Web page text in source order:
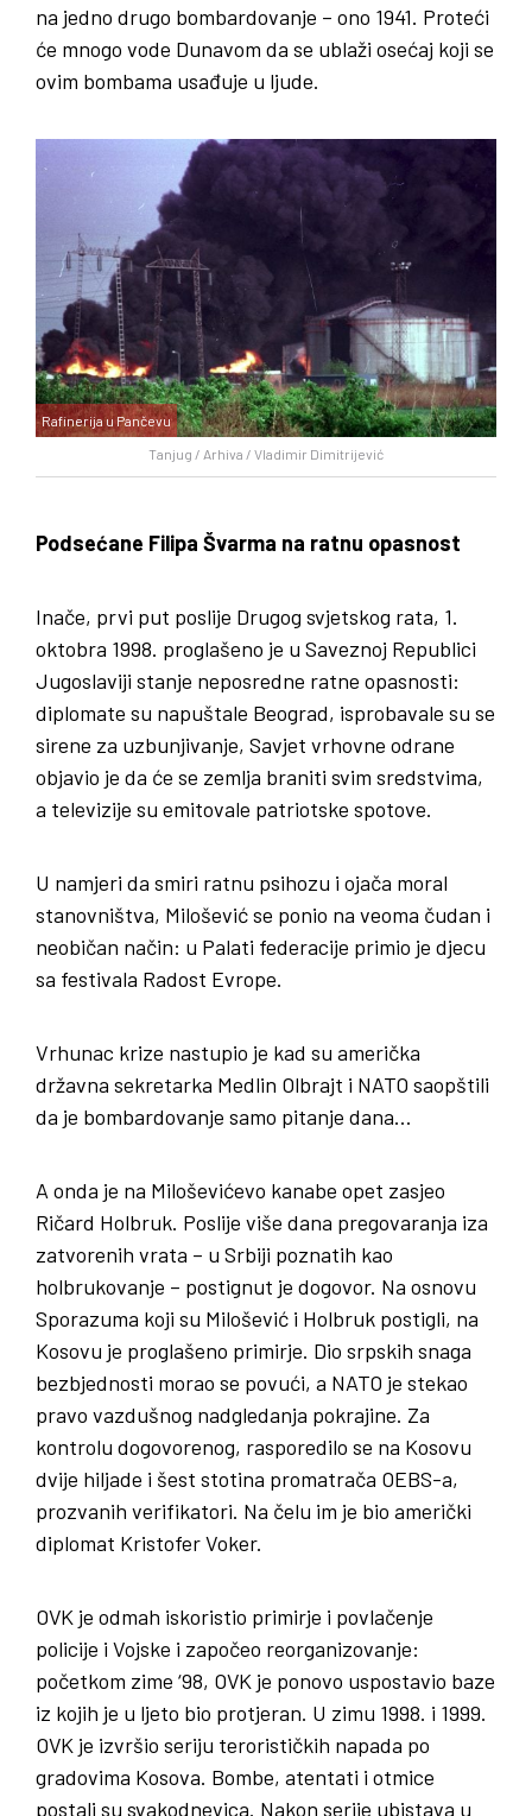
na jedno drugo bombardovanje – ono 1941. Proteći
će mnogo vode Dunavom da se ublaži osećaj koji se
ovim bombama usađuje u ljude.
Tanjug / Arhiva / Vladimir Dimitrijević
Rafinerija u Pančevu
Podsećane Filipa Švarma na ratnu opasnost
Inače, prvi put poslije Drugog svjetskog rata, 1.
oktobra 1998. proglašeno je u Saveznoj Republici
Jugoslaviji stanje neposredne ratne opasnosti:
diplomate su napuštale Beograd, isprobavale su se
sirene za uzbunjivanje, Savjet vrhovne odrane
objavio je da će se zemlja braniti svim sredstvima,
a televizije su emitovale patriotske spotove.
U namjeri da smiri ratnu psihozu i ojača moral
stanovništva, Milošević se ponio na veoma čudan i
neobičan način: u Palati federacije primio je djecu
sa festivala Radost Evrope.
Vrhunac krize nastupio je kad su američka
državna sekretarka Medlin Olbrajt i NATO saopštili
da je bombardovanje samo pitanje dana…
A onda je na Miloševićevo kanabe opet zasjeo
Ričard Holbruk. Poslije više dana pregovaranja iza
zatvorenih vrata – u Srbiji poznatih kao
holbrukovanje – postignut je dogovor. Na osnovu
Sporazuma koji su Milošević i Holbruk postigli, na
Kosovu je proglašeno primirje. Dio srpskih snaga
bezbjednosti morao se povući, a NATO je stekao
pravo vazdušnog nadgledanja pokrajine. Za
kontrolu dogovorenog, rasporedilo se na Kosovu
dvije hiljade i šest stotina promatrača OEBS-a,
prozvanih verifikatori. Na čelu im je bio američki
diplomat Kristofer Voker.
OVK je odmah iskoristio primirje i povlačenje
policije i Vojske i započeo reorganizovanje:
početkom zime ‘98, OVK je ponovo uspostavio baze
iz kojih je u ljeto bio protjeran. U zimu 1998. i 1999.
OVK je izvršio seriju terorističkih napada po
gradovima Kosova. Bombe, atentati i otmice
postali su svakodnevica. Nakon serije ubistava u